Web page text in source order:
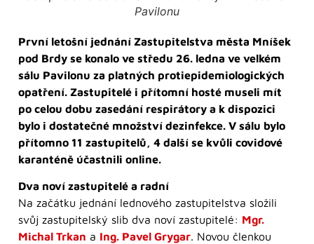
Pavilonu
První letošní jednání Zastupitelstva města Mníšek
pod Brdy se konalo ve středu 26. ledna ve velkém
sálu Pavilonu za platných protiepidemiologických
opatření. Zastupitelé i přítomní hosté museli mít
po celou dobu zasedání respirátory a k dispozici
bylo i dostatečné množství dezinfekce. V sálu bylo
přítomno 11 zastupitelů, 4 další se kvůli covidové
karanténě účastnili online.
Dva noví zastupitelé a radní
Na začátku jednání lednového zastupitelstva složili
svůj zastupitelský slib dva noví zastupitelé: Mgr.
Michal Trkan a Ing. Pavel Grygar. Novou členkou